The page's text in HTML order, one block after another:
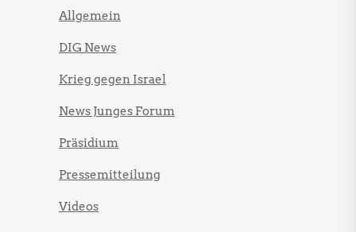
Allgemein
DIG News
Krieg gegen Israel
News Junges Forum
Präsidium
Pressemitteilung
Videos